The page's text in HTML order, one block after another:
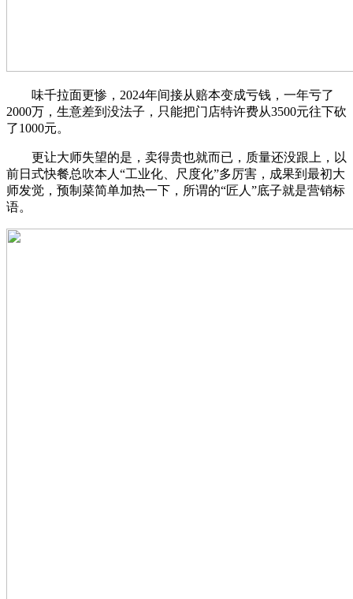
味千拉面更惨，2024年间接从赔本变成亏钱，一年亏了
2000万，生意差到没法子，只能把门店特许费从3500元往下砍
了1000元。
更让大师失望的是，卖得贵也就而已，质量还没跟上，以
前日式快餐总吹本人“工业化、尺度化”多厉害，成果到最初大
师发觉，预制菜简单加热一下，所谓的“匠人”底子就是营销标
语。